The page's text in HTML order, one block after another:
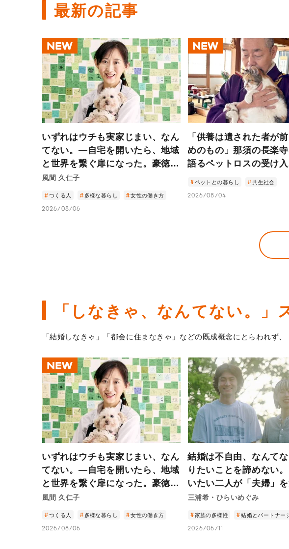
最新の記事
NEW
いずれはウチも実家じまい、なん
てない。―自宅を開いたら、地域
と世界を繋ぐ扉になった。豪徳寺
の小さなカフェから見える住まい
風間 久仁子
つくる人 多様な暮らし 女性の働き方
2026/08/06
NEW
「供養は遺された者が
めのもの」那須の長楽
語るペットロスの受け
ペットとの暮らし 共生社会
2026/08/04
「しなきゃ、 なんてない。」
「結婚しなきゃ」「都会に住まなきゃ」などの既成概念にとらわれず
NEW
いずれはウチも実家じまい、なん
てない。―自宅を開いたら、地域
と世界を繋ぐ扉になった。豪徳寺
の小さなカフェから見える住まい
風間 久仁子
つくる人 多様な暮らし 女性の働き方
2026/08/06
結婚は不自由、なんて
りたいことを諦めない
いたい二人が「夫婦」
由—
三浦希・ひらいめぐみ
家族の多様性 結婚とパートナー
2026/06/11